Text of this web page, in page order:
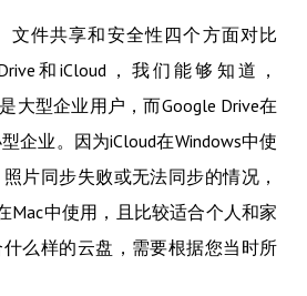
文件共享和安全性四个方面对比
和iCloud，我们能够知道，
大型企业用户，而Google Drive在
企业。因为iCloud在Windows中使
片同步失败或无法同步的情况，
Mac中使用，且比较适合个人和家
么样的云盘，需要根据您当时所